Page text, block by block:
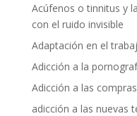
Acúfenos o tinnitus y
con el ruido invisible
Adaptación en el
Adicción a la
Adicción a las compras
adicción a las nuevas